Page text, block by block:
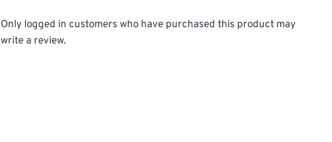
Only logged in customers who have purchased this product may
write a review.